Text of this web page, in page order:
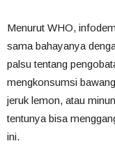
Menurut WHO,
sama bahayanya
palsu tentang
mengkonsumsi
jeruk lemon, atau
tentunya bisa
ini.